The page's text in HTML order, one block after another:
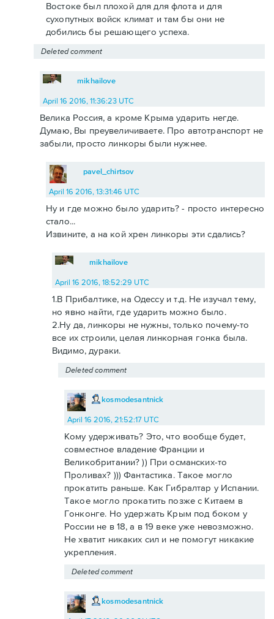
Востоке был плохой для для флота и для
сухопутных войск климат и там бы они не
добились бы решающего успеха.
Deleted comment
mikhailove
April 16 2016, 11:36:23 UTC
Велика Россия, а кроме Крыма ударить негде.
Думаю, Вы преувеличиваете. Про автотранспорт не
забыли, просто линкоры были нужнее.
pavel_chirtsov
April 16 2016, 13:31:46 UTC
Ну и где можно было ударить? - просто интересно
стало...
Извините, а на кой хрен линкоры эти сдались?
mikhailove
April 16 2016, 18:52:29 UTC
1.В Прибалтике, на Одессу и т.д. Не изучал тему,
но явно найти, где ударить можно было.
2.Ну да, линкоры не нужны, только почему-то
все их строили, целая линкорная гонка была.
Видимо, дураки.
Deleted comment
kosmodesantnick
April 16 2016, 21:52:17 UTC
Кому удерживать? Это, что вообще будет,
совместное владение Франции и
Великобритании? )) При османских-то
Проливах? ))) Фантастика. Такое могло
прокатить раньше. Как Гибралтар у Испании.
Такое могло прокатить позже с Китаем в
Гонконге. Но удержать Крым под боком у
России не в 18, а в 19 веке уже невозможно.
Не хватит никаких сил и не помогут никакие
укрепления.
Deleted comment
kosmodesantnick